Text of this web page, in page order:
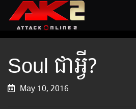
Soul ជាអ្វី?
May 10, 2016